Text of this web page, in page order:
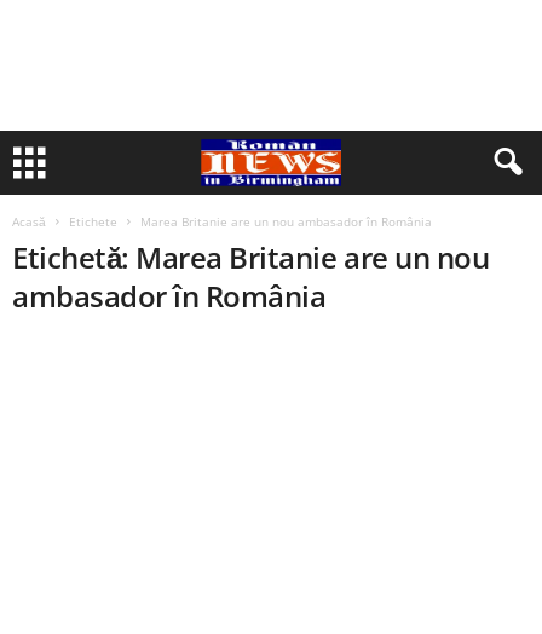
Acasă Etichete Marea Britanie are un nou ambasador în România
Etichetă: Marea Britanie are un nou
ambasador în România